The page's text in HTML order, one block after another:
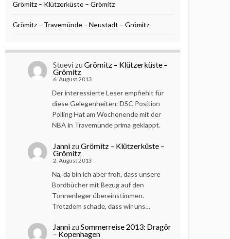
Grömitz – Klützerküste – Grömitz
Grömitz – Travemünde – Neustadt – Grömitz
Stuevi zuGrömitz – Klützerküste –
Grömitz
6. August 2013
Der interessierte Leser empfiehlt für
diese Gelegenheiten: DSC Position
Polling Hat am Wochenende mit der
NBA in Travemünde prima geklappt.
Janni zuGrömitz – Klützerküste –
Grömitz
2. August 2013
Na, da bin ich aber froh, dass unsere
Bordbücher mit Bezug auf den
Tonnenleger übereinstimmen.
Trotzdem schade, dass wir uns…
Janni zuSommerreise 2013: Dragör
– Kopenhagen